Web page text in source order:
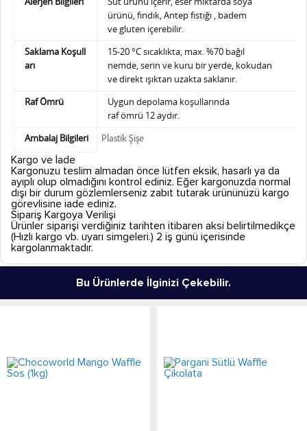
ürünü, fındık, Antep fıstığı , badem
ve gluten içerebilir.
Saklama Koşull
arı
15-20 °C sıcaklıkta, max. %70 bağıl
nemde, serin ve kuru bir yerde, kokudan
ve direkt ışıktan uzakta saklanır.
Raf Ömrü
Uygun depolama koşullarında
raf ömrü 12 aydır.
Ambalaj Bilgileri
Plastik Şişe
Kargo ve İade
Kargonuzu teslim almadan önce lütfen eksik, hasarlı ya da
ayıplı olup olmadığını kontrol ediniz. Eğer kargonuzda normal
dışı bir durum gözlemlerseniz zabıt tutarak ürününüzü kargo
görevlisine iade ediniz.
Sipariş Kargoya Verilişi
Ürünler siparişi verdiğiniz tarihten itibaren aksi belirtilmedikçe
(Hızlı kargo vb. uyarı simgeleri.) 2 iş günü içerisinde
kargolanmaktadır.
Bu Ürünlerde İlginizi Çekebilir.